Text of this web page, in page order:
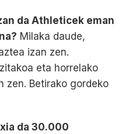
da Athleticek eman
Milaka daude,
izan zen.
eta horrelako
zen. Betirako gordeko
da 30.000